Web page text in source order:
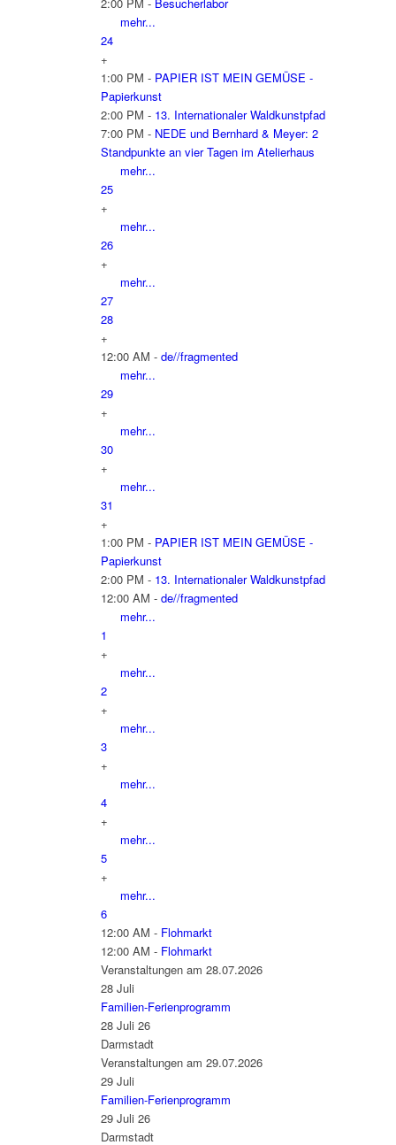
mehr...
24
+
1:00 PM - PAPIER IST MEIN GEMÜSE -
Papierkunst
2:00 PM - 13. Internationaler Waldkunstpfad
7:00 PM - NEDE und Bernhard & Meyer: 2
Standpunkte an vier Tagen im Atelierhaus
mehr...
25
+
mehr...
26
+
mehr...
27
28
+
12:00 AM - de//fragmented
mehr...
29
+
mehr...
30
+
mehr...
31
+
1:00 PM - PAPIER IST MEIN GEMÜSE -
Papierkunst
2:00 PM - 13. Internationaler Waldkunstpfad
12:00 AM - de//fragmented
mehr...
1
+
mehr...
2
+
mehr...
3
+
mehr...
4
+
mehr...
5
+
mehr...
6
12:00 AM - Flohmarkt
12:00 AM - Flohmarkt
Veranstaltungen am 28.07.2026
28 Juli
Familien-Ferienprogramm
28 Juli 26
Darmstadt
Veranstaltungen am 29.07.2026
29 Juli
Familien-Ferienprogramm
29 Juli 26
Darmstadt